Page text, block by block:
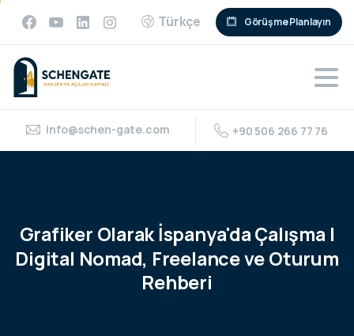
Türkçe Görüşme Planlayın
info@schen-gate.com +90 506 266 77 76
Grafiker Olarakİspanya'daÇalışma |
Digital Nomad, FreelanceveOturum
Rehberi